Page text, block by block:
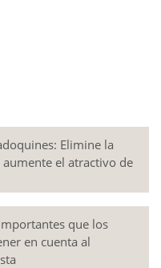
Elimine la
el atractivo de
que los
en cuenta al